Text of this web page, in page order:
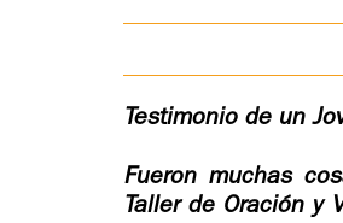
Testimonio de un
Fueron muchas
Taller de Oración y